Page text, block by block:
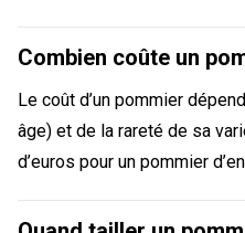
Combien coûte un
Le coût d’un pommier
âge) et de la rareté de sa
d’euros pour un pommier